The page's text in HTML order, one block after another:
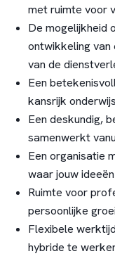
met ruimte voor
De mogelijkheid
ontwikkeling van
van de
Een
kansrijk
Een deskundig,
samenwerkt
Een organisatie
waar jouw
Ruimte voor
persoonlijke
Flexibele
hybride te